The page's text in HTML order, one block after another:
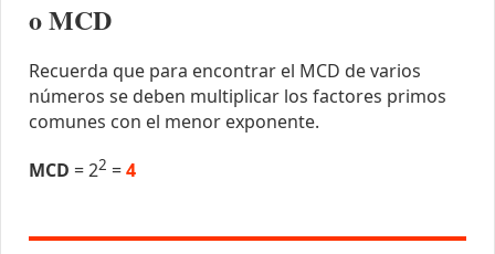
o MCD
Recuerda que para encontrar el MCD de varios
números se deben multiplicar los factores primos
comunes con el menor exponente.
MCD = 22 =4